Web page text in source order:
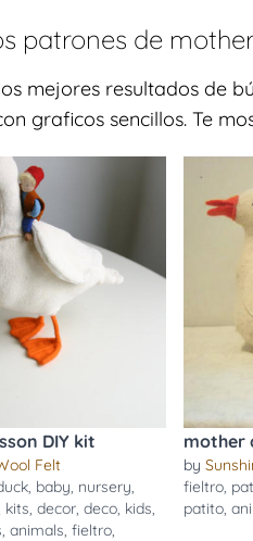
patrones de
mejores resultados de
graficos sencillos. Te
DIY kit
Felt
, baby, nursery,
kits, decor, deco, kids,
, animals, fieltro,
mother
by
fieltro,
patito,